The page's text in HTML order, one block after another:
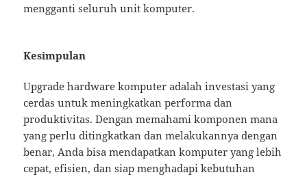
mengganti seluruh unit komputer.
Kesimpulan
Upgrade hardware komputer adalah investasi yang
cerdas untuk meningkatkan performa dan
produktivitas. Dengan memahami komponen mana
yang perlu ditingkatkan dan melakukannya dengan
benar, Anda bisa mendapatkan komputer yang lebih
cepat, efisien, dan siap menghadapi kebutuhan